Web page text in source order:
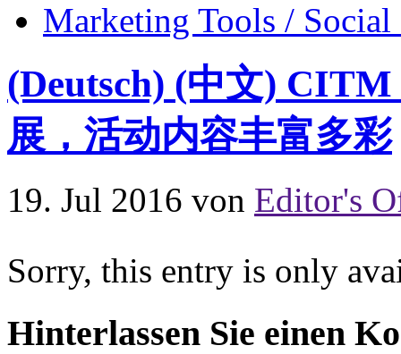
Marketing Tools /
(Deutsch) (中文)
展，活动内容丰富多彩
19. Jul 2016 von Editor's
Sorry, this entry is only
Hinterlassen Sie einen